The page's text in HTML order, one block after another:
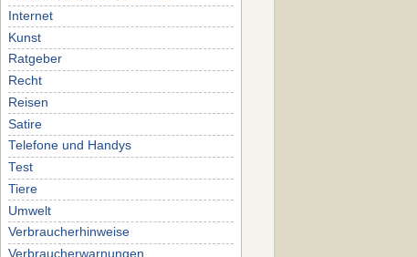
Internet
Kunst
Ratgeber
Recht
Reisen
Satire
Telefone und Handys
Test
Tiere
Umwelt
Verbraucherhinweise
Verbraucherwarnungen